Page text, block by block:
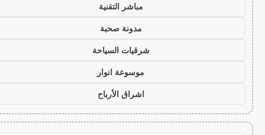
مباشر التقنية
مدونة صحبة
شرقيات السياحة
موسوعة انوار
اشراق الأرباح